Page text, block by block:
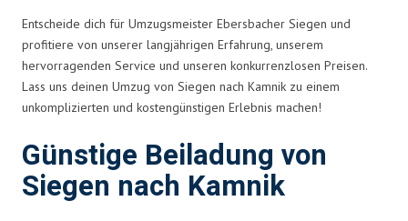
Entscheide dich für Umzugsmeister Ebersbacher Siegen und
profitiere von unserer langjährigen Erfahrung, unserem
hervorragenden Service und unseren konkurrenzlosen Preisen.
Lass uns deinen Umzug von Siegen nach Kamnik zu einem
unkomplizierten und kostengünstigen Erlebnis machen!
Günstige Beiladung von
Siegen nach Kamnik